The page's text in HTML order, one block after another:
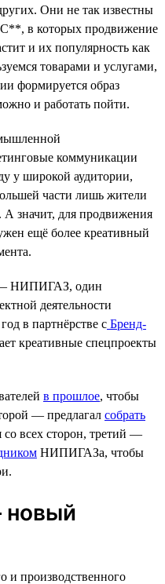
Они не так известны
в которых продвижение
и их популярность как
товарами и услугами,
формируется образ
и работать пойти.
коммуникации
у широкой аудитории,
части лишь жители
значит, для продвижения
ещё более креативный
— НИПИГАЗ, один
деятельности
в партнёрстве с Бренд-
креативные спецпроекты
в прошлое, чтобы
— предлагал собрать
со всех сторон, третий —
НИПИГАЗа, чтобы
новый
и производственного